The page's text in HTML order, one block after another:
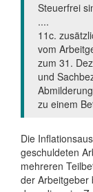
Steuerfrei
....
11c.
vom
zum 31.
und
zu einem
Die
geschuldeten
mehreren
der Arbeitgeber